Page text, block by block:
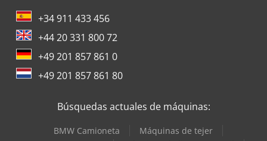
+34 911 433 456
+44 20 331 800 72
+49 201 857 861 0
+49 201 857 861 80
Búsquedas actuales de máquinas:
BMW Camioneta
Máquinas de tejer